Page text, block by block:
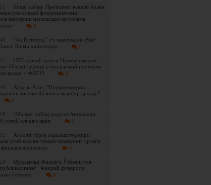
Яхши хабар: Президент вакили билан
хоккей федерациясини
масалалари муҳокама
0
“Ал Иттиҳод” уч мавсумдан сўнг
билан хайрлашди
0
UFC асосий жанги Нурмагомедов -
бўлган турнир учун расмий постерни
қилди + ФОТО
0
Абдель-Азиз: "Нурмагомедов
таслим бўлишга мажбур қилади"
0
"Милан" собиқ юлдузи Англиядан
сотиб олишга яқин
0
Асосий тўрга саралаш турнири
етиб келган теннисчимизнинг эртаги
финалда якунланди
0
Муҳаммад Жалудга Ўзбекистон
"Фахрий фуқароси"
берилди
0